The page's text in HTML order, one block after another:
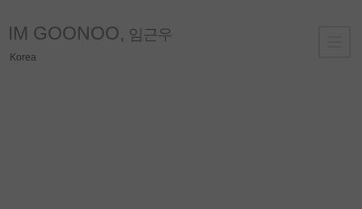
IM GOONOO, 임근우
Korea